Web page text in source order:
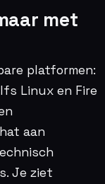
met
platformen:
Linux en Fire
aan
Je ziet